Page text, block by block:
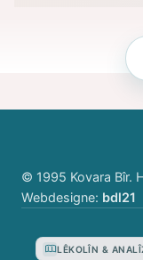
© 1995 Kovara Bîr.
Webdesigne: bdl21
LÊKOLÎN &